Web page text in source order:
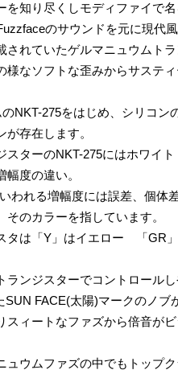
を知り尽くしモディファイで名
のサウンドを元に現代
されていたゲルマニュウムト
様なソフトな歪みからサステ
NKT-275をはじめ、シリコン
存在します。
スターのNKT-275にはホワイ
度の違い。
われる増幅度には誤差、個体
のカラーを指しています。
タは「Y」はイエロー 「GR
ンジスターでコントロールし
SUN FACE(太陽)マークのノブ
スィートなファズから倍音が
ュウムファズの中でもトップ